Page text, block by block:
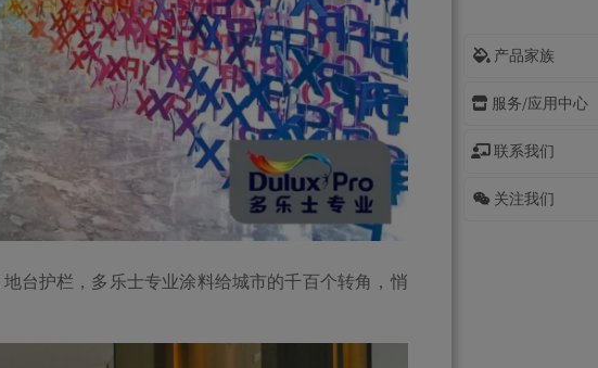
产品家族
服务/应用中心
联系我们
关注我们
台护栏，多乐士专业涂料给城市的千百个转角，悄